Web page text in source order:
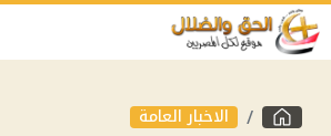
الاخبار العامة